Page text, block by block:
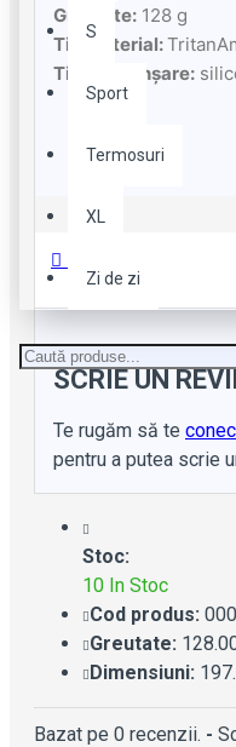
S
Sport
Termosuri
XL
Zi de zi
Greutate: 128 g
Tip material:
Tip de etanșare:
SCRIE UN
Te rugăm să te
pentru a putea scrie
Stoc:
10 In Stoc
Cod produs:
Greutate:
Dimensiuni:
Bazat pe 0 recenzii. -